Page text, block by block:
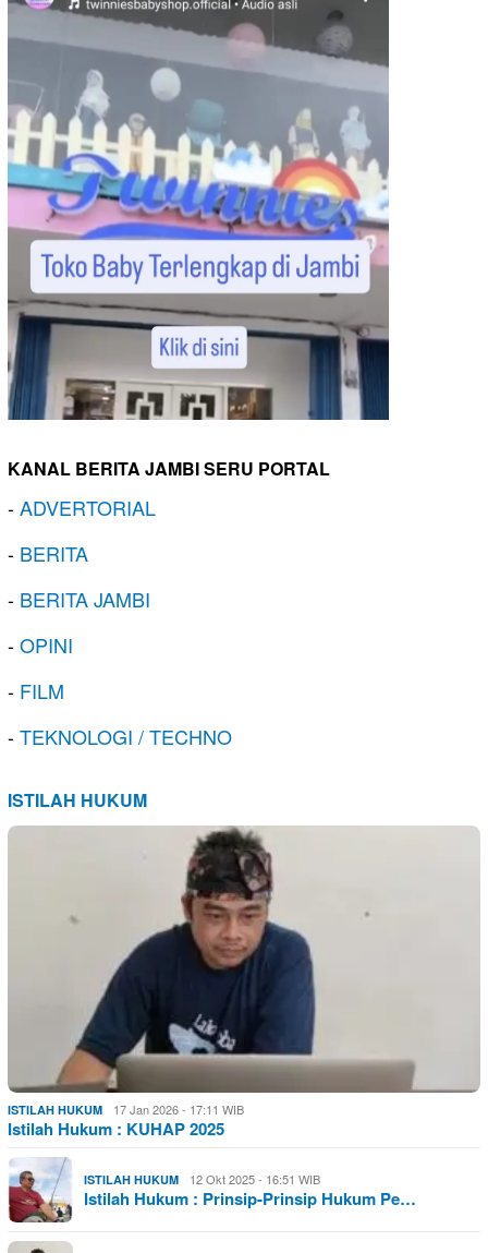
KANAL BERITA JAMBI SERU PORTAL
-ADVERTORIAL
- BERITA
- BERITA JAMBI
-OPINI
- FILM
-TEKNOLOGI / TECHNO
ISTILAH HUKUM
ISTILAH HUKUM 17 Jan 2026 - 17:11 WIB
Istilah Hukum : KUHAP 2025
ISTILAH HUKUM 12 Okt 2025 - 16:51 WIB
Istilah Hukum : Prinsip-Prinsip Hukum Pe…